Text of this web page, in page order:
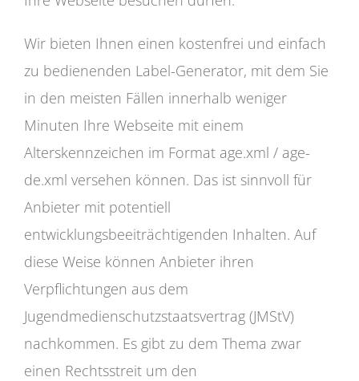
Wir bieten Ihnen einen kostenfrei und einfach
zu bedienenden Label-Generator, mit dem Sie
in den meisten Fällen innerhalb weniger
Minuten Ihre Webseite mit einem
Alterskennzeichen im Format age.xml / age-
de.xml versehen können. Das ist sinnvoll für
Anbieter mit potentiell
entwicklungsbeeiträchtigenden Inhalten. Auf
diese Weise können Anbieter ihren
Verpflichtungen aus dem
Jugendmedienschutzstaatsvertrag (JMStV)
nachkommen. Es gibt zu dem Thema zwar
einen Rechtsstreit um den